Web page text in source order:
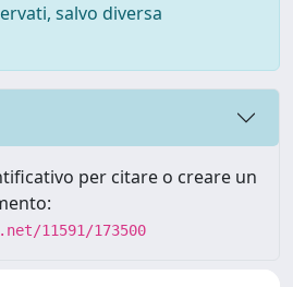
salvo diversa
per citare o creare un
11591/173500